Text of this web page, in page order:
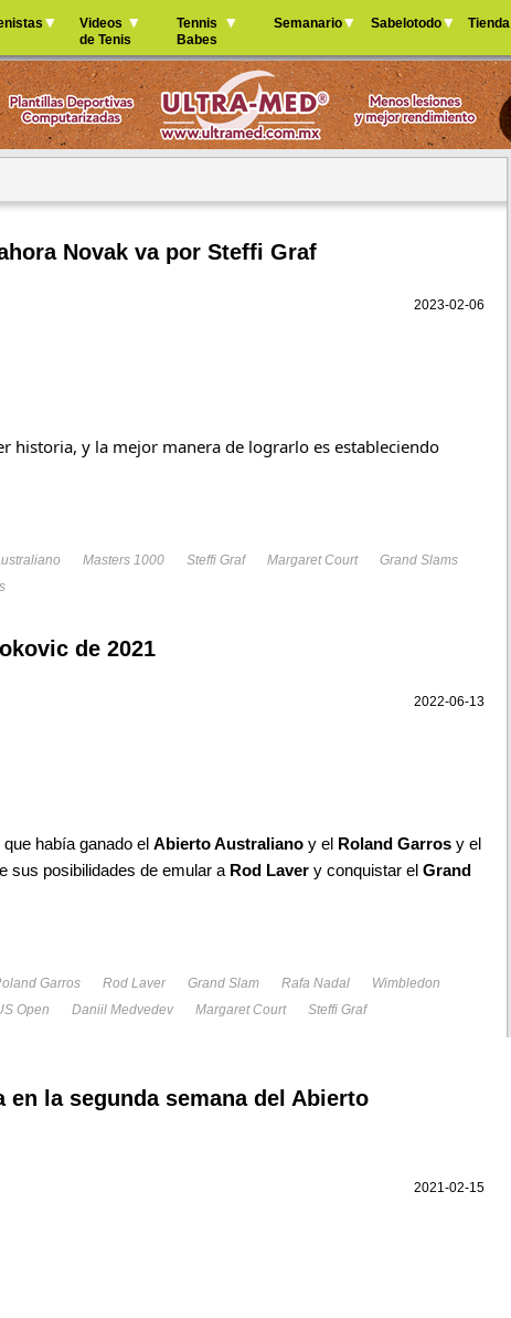
Jump to navigation
Videos
de Tenis
Tennis
Babes
Semanario Sabelotodo Tienda
Novak va por Steffi Graf
2023-02-06
historia, y la mejor manera de lograrlo es estableciendo
Masters 1000 Steffi Graf Margaret Court
Grand Slams
de 2021
2022-06-13
había ganado el Abierto Australiano y el Roland Garros y el
sus posibilidades de emular a Rod Laver y conquistar el Grand
Garros Rod Laver Grand Slam Rafa Nadal
Wimbledon
Open
Daniil Medvedev Margaret Court Steffi Graf
en la segunda semana del Abierto
2021-02-15